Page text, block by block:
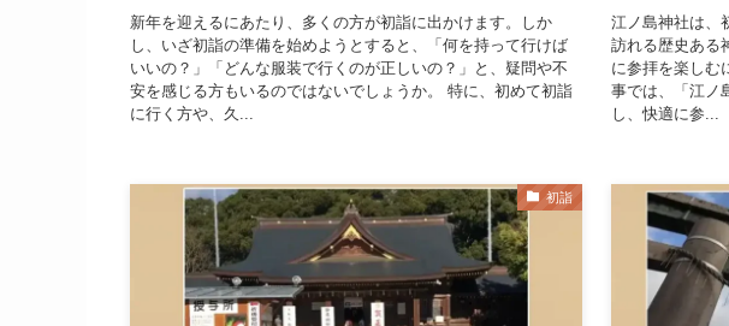
新年を迎えるにあたり、多くの方が初詣に出かけます。しか
し、いざ初詣の準備を始めようとすると、「何を持って行けば
いいの？」「どんな服装で行くのが正しいの？」と、疑問や不
安を感じる方もいるのではないでしょうか。 特に、初めて初詣
に行く方や、久...
江ノ島神社は、
訪れる歴史ある
に参拝を楽しむ
事では、「江ノ
し、快適に参...
初詣